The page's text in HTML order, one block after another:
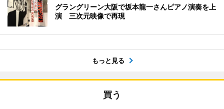
グラングリーン大阪で坂本龍一さんピアノ演奏を上
演 三次元映像で再現
もっと見る
買う